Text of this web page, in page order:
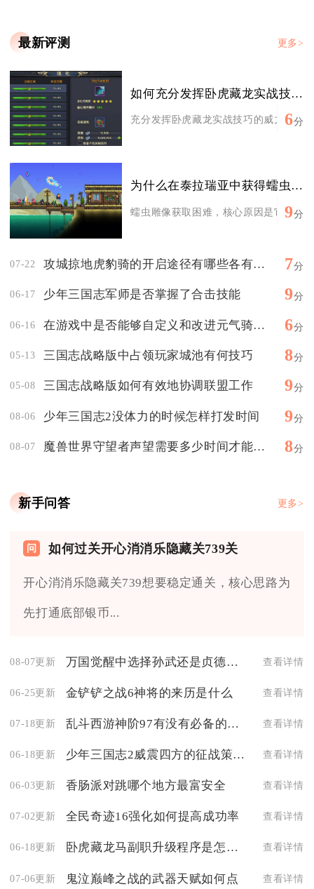
最新评测 更多>
如何充分发挥卧虎藏龙实战技巧的威力
充分发挥卧虎藏龙实战技巧的威力，核
6分
为什么在泰拉瑞亚中获得蠕虫雕像如此困难
蠕虫雕像获取困难，核心原因是它无法
9分
07-22 攻城掠地虎豹骑的开启途径有哪些各有什么要求 7分
06-17 少年三国志军师是否掌握了合击技能 9分
06-16 在游戏中是否能够自定义和改进元气骑士机甲 6分
05-13 三国志战略版中占领玩家城池有何技巧 8分
05-08 三国志战略版如何有效地协调联盟工作 9分
08-06 少年三国志2没体力的时候怎样打发时间 9分
08-07 魔兽世界守望者声望需要多少时间才能提升 8分
新手问答 更多>
如何过关开心消消乐隐藏关739关
开心消消乐隐藏关739想要稳定通关，核心思路为
先打通底部银币...
08-07更新 万国觉醒中选择孙武还是贞德怎么选 查看详情
06-25更新 金铲铲之战6神将的来历是什么 查看详情
07-18更新 乱斗西游神阶97有没有必备的装备 查看详情
06-18更新 少年三国志2威震四方的征战策略有哪些 查看详情
06-03更新 香肠派对跳哪个地方最富安全 查看详情
07-02更新 全民奇迹16强化如何提高成功率 查看详情
06-18更新 卧虎藏龙马副职升级程序是怎样的 查看详情
07-06更新 鬼泣巅峰之战的武器天赋如何点 查看详情